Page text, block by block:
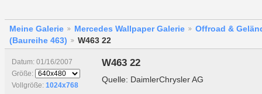
Meine Galerie Mercedes Wallpaper Galerie
Offroad &
(Baureihe 463)
W463 22
Datum: 01/16/2007
Größe:
Vollgröße: 1024x768
W463 22
Quelle: DaimlerChrysler AG